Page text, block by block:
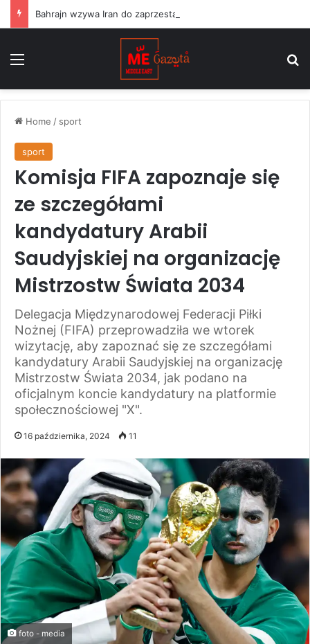
Home / sport
sport
Komisja FIFA zapoznaje się
ze szczegółami
kandydatury Arabii
Saudyjskiej na organizację
Mistrzostw Świata 2034
Delegacja Międzynarodowej Federacji Piłki
Nożnej (FIFA) przeprowadziła we wtorek
wizytację, aby zapoznać się ze szczegółami
kandydatury Arabii Saudyjskiej na organizację
Mistrzostw Świata 2034, jak podano na
oficjalnym koncie kandydatury na platformie
społecznościowej "X".
16 października, 2024 11
foto - media